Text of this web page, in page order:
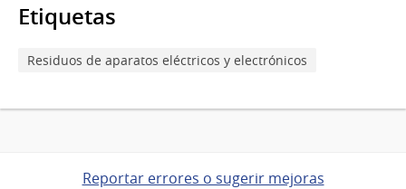
Etiquetas
Residuos de aparatos eléctricos y electrónicos
Reportar errores o sugerir mejoras